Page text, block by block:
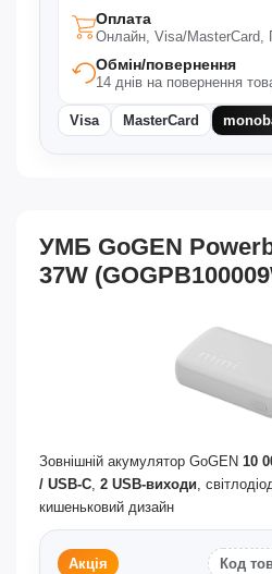
Оплата
Онлайн, Visa/MasterCard,
Обмін/повернення
14 днів на повернення
Visa MasterCard
УМБ GoGEN
37W
Зовнішній акумулятор GoGEN 10
/ USB-C, 2 USB-виходи,
кишеньковий дизайн
Акція Код